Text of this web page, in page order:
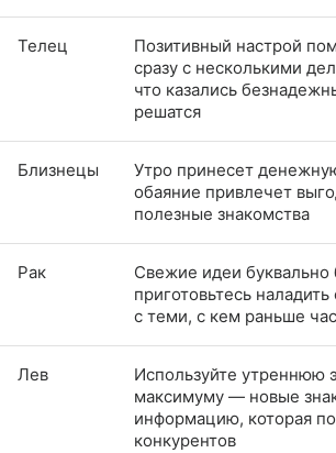
Телец
Позитивный настрой
сразу с несколькими
что казались
решатся
Близнецы
Утро принесет
обаяние привлечет
полезные знакомства
Рак
Свежие идеи
приготовьтесь
с теми, с кем раньше
Лев
Используйте утреннюю
максимуму — новые
информацию, которая
конкурентов